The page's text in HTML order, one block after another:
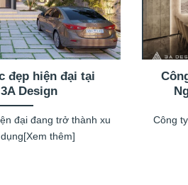
đẹp hiện đại tại
Design
đại đang trở thành xu
thêm]
Công